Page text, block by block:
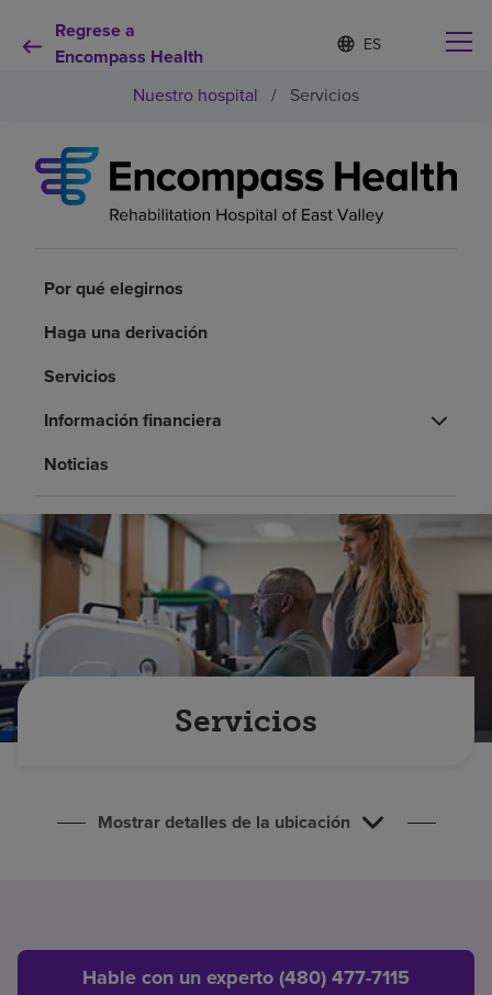
Regrese a
Encompass Health
Lista
de
idiomas
contraída
d
o
s
e
e
Por qué debe elegirnos
Recursos de salud
Empleos
Pagar mi factura
Nuestro hospital / Servicios
Por qué elegirnos
Haga una derivación
Servicios
Información financiera
Noticias
Servicios
Mostrar detalles de la ubicación
Hable con un experto (480) 477-7115